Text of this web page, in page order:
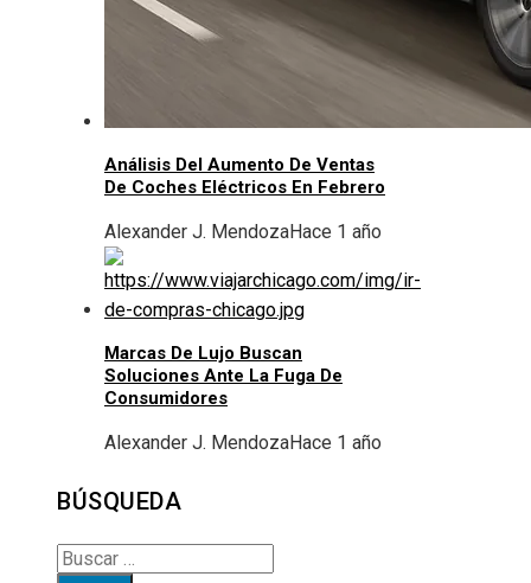
Análisis Del Aumento De Ventas
De Coches Eléctricos En Febrero
Alexander J. MendozaHace 1 año
Marcas De Lujo Buscan
Soluciones Ante La Fuga De
Consumidores
Alexander J. MendozaHace 1 año
BÚSQUEDA
Buscar: